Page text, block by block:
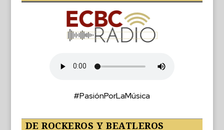
#PasiónPorLaMúsica
DE ROCKEROS Y BEATLEROS